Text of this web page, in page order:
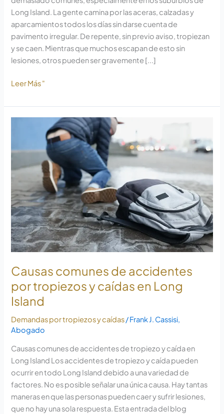
Long Island. La gente camina por las aceras, calzadas y
aparcamientos todos los días sin darse cuenta de
pavimento irregular. De repente, sin previo aviso, tropiezan
y se caen. Mientras que muchos escapan de esto sin
lesiones, otros pueden ser gravemente [...]
Leer Más "
Causas comunes de accidentes
por tropiezos y caídas en Long
Island
Demandas por tropiezos y caídas/Frank J. Cassisi,
Abogado
Causas comunes de accidentes de tropiezo y caída en
Long Island Los accidentes de tropiezo y caída pueden
ocurrir en todo Long Island debido a una variedad de
factores. No es posible señalar una única causa. Hay tantas
maneras en que las personas pueden caer y sufrir lesiones,
que no hay una sola respuesta. Esta entrada del blog
accidentes
por
tropiezos
y
caídas
en
Long